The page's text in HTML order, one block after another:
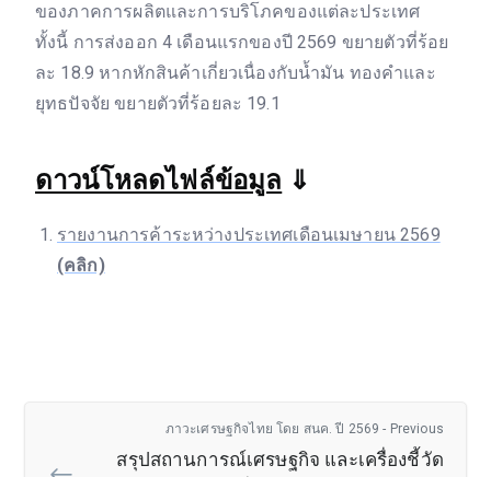
ของภาคการผลิตและการบริโภคของแต่ละประเทศ
ทั้งนี้ การส่งออก 4 เดือนแรกของปี 2569 ขยายตัวที่ร้อย
ละ 18.9 หากหักสินค้าเกี่ยวเนื่องกับน้ำมัน ทองคำและ
ยุทธปัจจัย ขยายตัวที่ร้อยละ 19.1
ดาวน์โหลดไฟล์ข้อมูล ⇓
รายงานการค้าระหว่างประเทศเดือนเมษายน 2569
(คลิก)
ภาวะเศรษฐกิจไทย โดย สนค. ปี 2569 - Previous
สรุปสถานการณ์เศรษฐกิจ และเครื่องชี้วัด